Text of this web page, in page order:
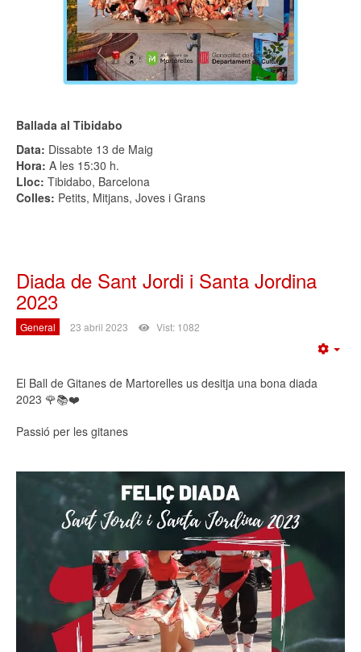
Ballada al Tibidabo
Data: Dissabte 13 de Maig
Hora: A les 15:30 h.
Lloc: Tibidabo, Barcelona
Colles: Petits, Mitjans, Joves i Grans
Diada de Sant Jordi i Santa Jordina
2023
General 23 abril 2023 Vist: 1082
El Ball de Gitanes de Martorelles us desitja una bona diada
2023 🌹📚❤️
Passió per les gitanes